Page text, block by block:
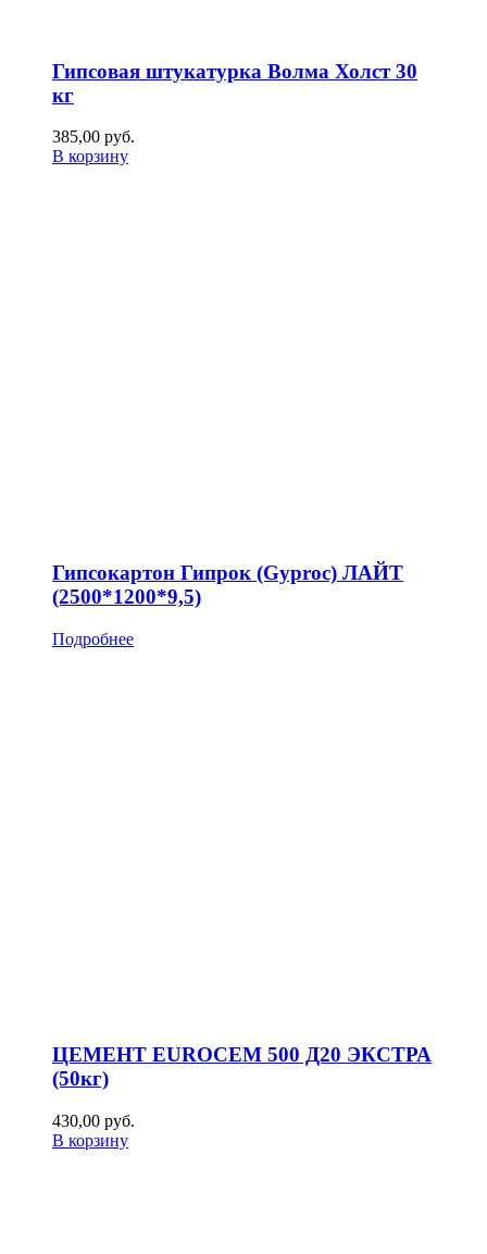
Гипсовая штукатурка Волма Холст 30
кг
385,00 руб.
В корзину
Гипсокартон Гипрок (Gyproc) ЛАЙТ
(2500*1200*9,5)
Подробнее
ЦЕМЕНТ EUROCEM 500 Д20 ЭКСТРА
(50кг)
430,00 руб.
В корзину